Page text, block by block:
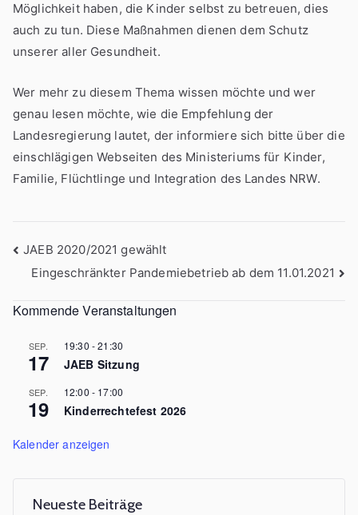
Möglichkeit haben, die Kinder selbst zu betreuen, dies
auch zu tun. Diese Maßnahmen dienen dem Schutz
unserer aller Gesundheit.
Wer mehr zu diesem Thema wissen möchte und wer
genau lesen möchte, wie die Empfehlung der
Landesregierung lautet, der informiere sich bitte über die
einschlägigen Webseiten des Ministeriums für Kinder,
Familie, Flüchtlinge und Integration des Landes NRW.
Beitragsnavigation
JAEB 2020/2021 gewählt
Eingeschränkter Pandemiebetrieb ab dem 11.01.2021
Kommende Veranstaltungen
SEP.
17
19:30 -21:30
JAEB Sitzung
SEP.
19
12:00 - 17:00
Kinderrechtefest 2026
Kalender anzeigen
Neueste Beiträge